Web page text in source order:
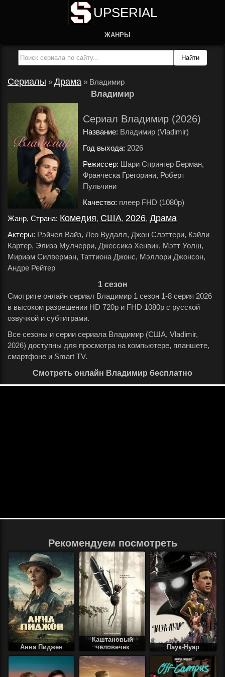
UPSERIAL
ЖАНРЫ
Сериалы » Драма » Владимир
Владимир
Сериал Владимир (2026)
Название: Владимир (Vladimir)
Год выхода: 2026
Режиссер: Шари Спрингер Берман,
Франческа Грегорини, Роберт
Пульчини
Качество: плеер FHD (1080p)
Жанр, Страна: Комедия, США, 2026, Драма
Актеры: Рэйчел Вайз, Лео Вудалл, Джон Слэттери, Кэйли
Картер, Элиза Мулчерри, Джессика Хенвик, Мэтт Уолш,
Мириам Силверман, Таттиона Джонс, Мэллори Джонсон,
Андре Рейтер
1 сезон
Смотрите онлайн сериал Владимир 1 сезон 1-8 серия 2026
в высоком разрешении HD 720p и FHD 1080p с русской
озвучкой и субтитрами.
Все сезоны и серии сериала Владимир (США, Vladimir,
2026) доступны для просмотра на компьютере, планшете,
смартфоне и Smart TV.
Смотреть онлайн Владимир бесплатно
Рекомендуем посмотреть
Анна Пиджен
Каштановый
человечек
Паук-Нуар